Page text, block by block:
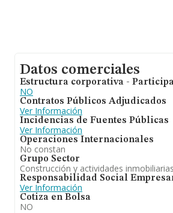
Datos comerciales
Estructura corporativa -
NO
Contratos Públicos Adjudicados
Ver Información
Incidencias de Fuentes Públicas
Ver Información
Operaciones Internacionales
No constan
Grupo Sector
Construcción y actividades inmobiliarias
Responsabilidad Social
Ver Información
Cotiza en Bolsa
NO